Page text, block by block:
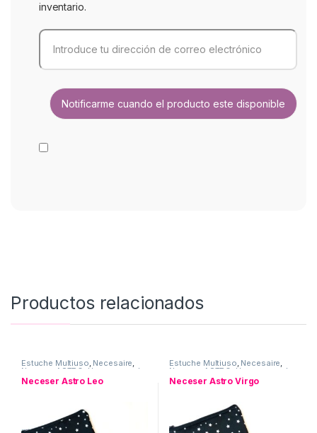
inventario.
Productos relacionados
Estuche Multiuso, Necesaire,
Neceser ASTRO Uso personal
Neceser Astro Leo
Estuche Multiuso, Necesaire,
Neceser ASTRO Uso personal
Neceser Astro Virgo